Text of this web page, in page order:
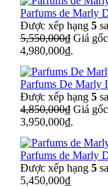
Parfums de Marly
Được xếp hạng 5
5,550,000₫ Giá
4,980,000₫.
Parfums De Marly
Được xếp hạng 5
4,850,000₫ Giá
3,950,000₫.
Parfums de Marly
Được xếp hạng 5
5,450,000₫